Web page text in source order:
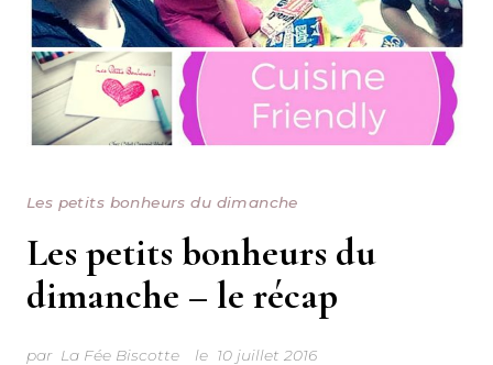
Les petits bonheurs du dimanche
Les petits bonheurs du
dimanche – le récap
par La Fée Biscotte le 10 juillet 2016